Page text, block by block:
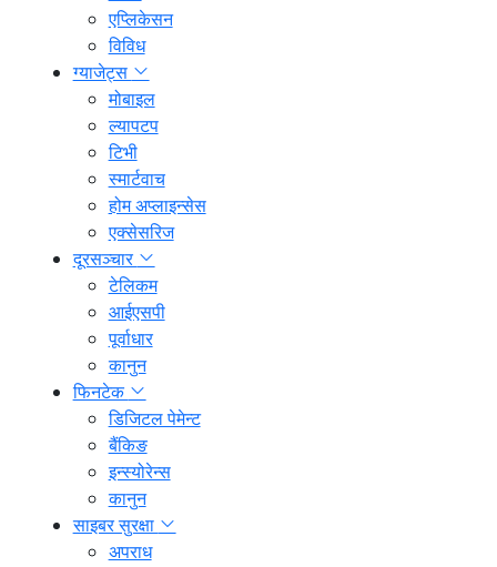
एप्लिकेसन
विविध
ग्याजेट्स
मोबाइल
ल्यापटप
टिभी
स्मार्टवाच
होम अप्लाइन्सेस
एक्सेसरिज
दूरसञ्चार
टेलिकम
आईएसपी
पूर्वाधार
कानुन
फिनटेक
डिजिटल पेमेन्ट
बैंकिङ
इन्स्योरेन्स
कानुन
साइबर सुरक्षा
अपराध